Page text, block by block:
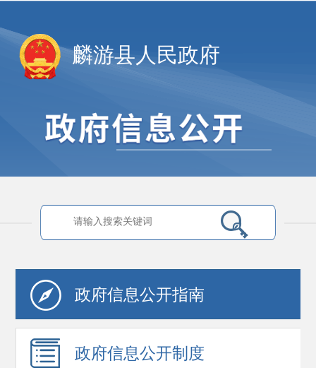
麟游县人民政府
政府信息公开指南
政府信息公开制度